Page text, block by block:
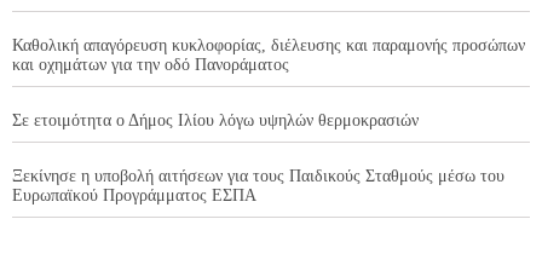
Καθολική απαγόρευση κυκλοφορίας, διέλευσης και παραμονής προσώπων
και οχημάτων για την οδό Πανοράματος
Σε ετοιμότητα ο Δήμος Ιλίου λόγω υψηλών θερμοκρασιών
Ξεκίνησε η υποβολή αιτήσεων για τους Παιδικούς Σταθμούς μέσω του
Ευρωπαϊκού Προγράμματος ΕΣΠΑ